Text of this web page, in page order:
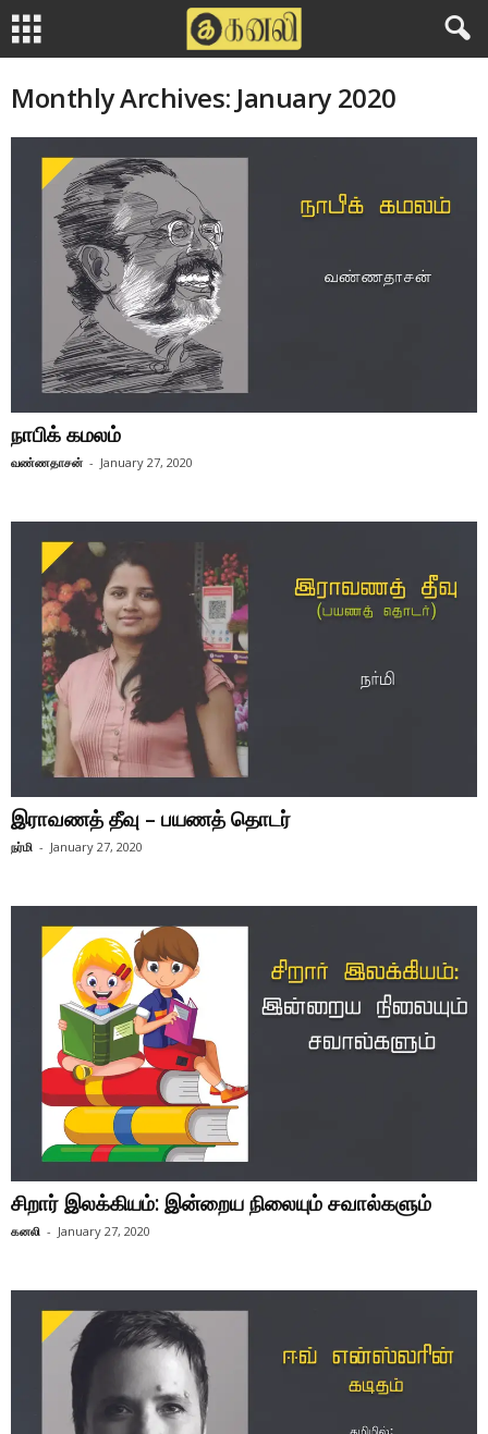
Monthly Archives: January 2020
நாபிக் கமலம்
வண்ணதாசன் - January 27, 2020
இராவணத் தீவு – பயணத் தொடர்
நர்மி - January 27, 2020
சிறார் இலக்கியம்: இன்றைய நிலையும் சவால்களும்
கனலி - January 27, 2020